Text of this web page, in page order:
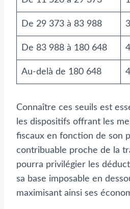
De 29 373 à 83 988
De 83 988 à 180 648
Au-delà de 180 648
Connaître ces seuils est
les dispositifs offrant les
fiscaux en fonction de son
contribuable proche de la
pourra privilégier les
sa base imposable en
maximisant ainsi ses